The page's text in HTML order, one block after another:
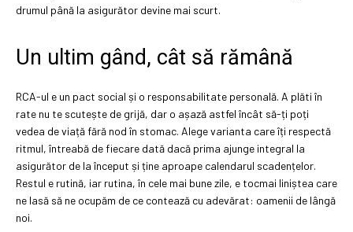
drumul până la asigurător devine mai scurt.
Un ultim gând, cât să rămână
RCA-ul e un pact social și o responsabilitate personală. A plăti în
rate nu te scutește de grijă, dar o așază astfel încât să-ți poți
vedea de viață fără nod în stomac. Alege varianta care îți respectă
ritmul, întreabă de fiecare dată dacă prima ajunge integral la
asigurător de la început și ține aproape calendarul scadențelor.
Restul e rutină, iar rutina, în cele mai bune zile, e tocmai liniștea care
ne lasă să ne ocupăm de ce contează cu adevărat: oamenii de lângă
noi.